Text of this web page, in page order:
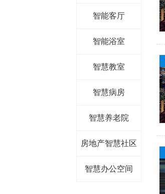
智能客厅
智能浴室
智慧教室
智慧病房
智慧养老院
房地产智慧社区
智慧办公空间